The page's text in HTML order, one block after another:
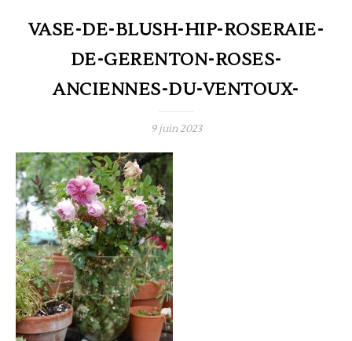
VASE-DE-BLUSH-HIP-ROSERAIE-
DE-GERENTON-ROSES-
ANCIENNES-DU-VENTOUX-
9 juin 2023